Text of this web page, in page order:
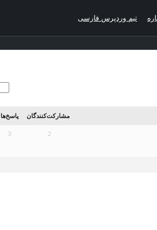
تیم وردپرس فارسی
مشارکت‌کنندگان پاسخ‌ها
2
3